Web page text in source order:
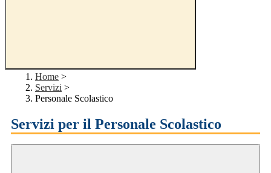
Home >
Servizi >
Personale Scolastico
Servizi per il Personale Scolastico